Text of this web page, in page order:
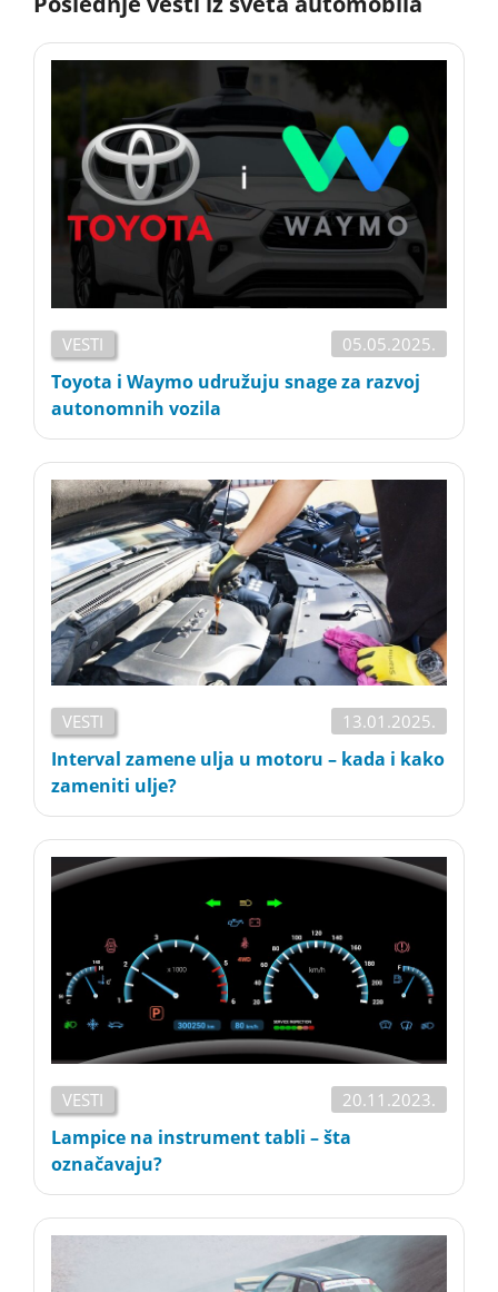
VESTI 05.05.2025.
Toyota i Waymo udružuju snage za razvoj
autonomnih vozila
VESTI 13.01.2025.
Interval zamene ulja u motoru – kada i kako
zameniti ulje?
VESTI 20.11.2023.
Lampice na instrument tabli – šta
označavaju?